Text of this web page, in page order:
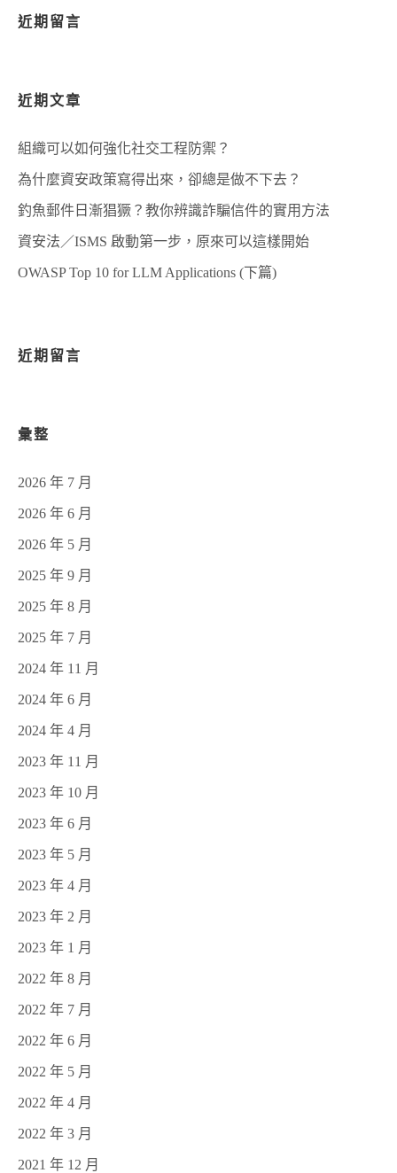
近期留言
近期文章
組織可以如何強化社交工程防禦？
為什麼資安政策寫得出來，卻總是做不下去？
釣魚郵件日漸猖獗？教你辨識詐騙信件的實用方法
資安法／ISMS 啟動第一步，原來可以這樣開始
OWASP Top 10 for LLM Applications (下篇)
近期留言
彙整
2026 年 7 月
2026 年 6 月
2026 年 5 月
2025 年 9 月
2025 年 8 月
2025 年 7 月
2024 年 11 月
2024 年 6 月
2024 年 4 月
2023 年 11 月
2023 年 10 月
2023 年 6 月
2023 年 5 月
2023 年 4 月
2023 年 2 月
2023 年 1 月
2022 年 8 月
2022 年 7 月
2022 年 6 月
2022 年 5 月
2022 年 4 月
2022 年 3 月
2021 年 12 月